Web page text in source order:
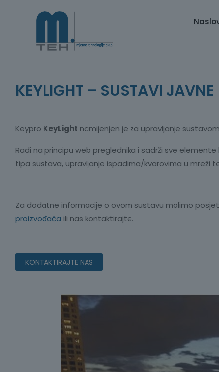
KEYLIGHT – SUSTAVI JAVNE
Keypro KeyLight namijenjen je za upravljanje
Radi na principu web preglednika i sadrži sve
tipa sustava, upravljanje ispadima/kvarovima u mreži
Za dodatne informacije o ovom sustavu molimo
proizvođača ili nas kontaktirajte.
KONTAKTIRAJTE NAS